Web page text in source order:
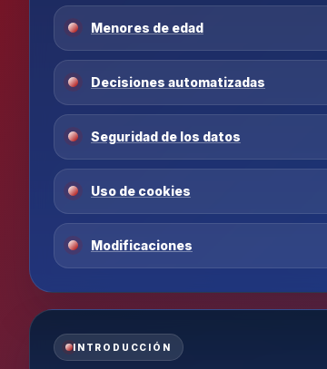
Menores de edad
Decisiones automatizadas
Seguridad de los datos
Uso de cookies
Modificaciones
INTRODUCCIÓN